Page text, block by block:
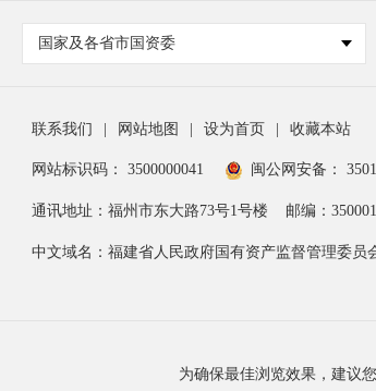
国家及各省市国资委
联系我们 | 网站地图 | 设为首页 | 收藏本站
网站标识码： 3500000041 闽公网安备：
通讯地址：福州市东大路73号1号楼 邮编：350001
中文域名：福建省人民政府国有资产监督管理委员
为确保最佳浏览效果，建议